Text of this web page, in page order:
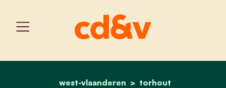
home
west-vlaanderen
torhout
kristoff demoor